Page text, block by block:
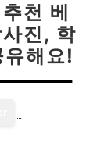
천 베
진, 학
해요!